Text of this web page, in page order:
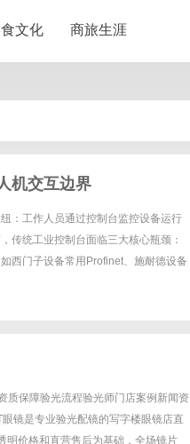
文化 商旅生涯
机交互边界
：工作人员通过控制台监控设备运行
传统工业控制台面临三大核心瓶颈：
西门子设备常用Profinet、施耐德设备
质保障验光流程验光师门店案例新闻资
镜是专业验光配镜的写字楼眼镜店直
明价格和直营售后为基础，全场镜片